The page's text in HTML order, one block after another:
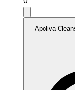
Apoliva